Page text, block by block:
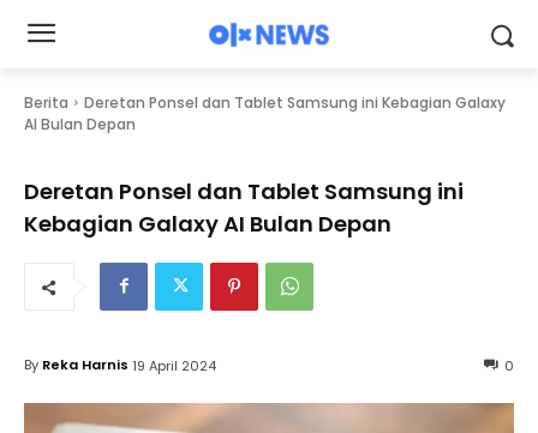
Berita
Deretan Ponsel dan Tablet Samsung ini Kebagian Galaxy
AI Bulan Depan
Deretan Ponsel dan Tablet Samsung ini
Kebagian Galaxy AI Bulan Depan
0
By Reka Harnis 19 April 2024